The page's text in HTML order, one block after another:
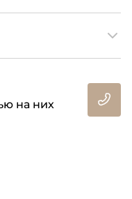
на них